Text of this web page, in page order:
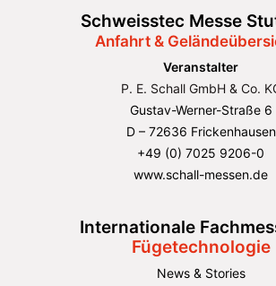
Schweisstec Messe
Anfahrt &
Veranstalter
P. E. Schall GmbH & Co.
Gustav-Werner-Straße 6
D – 72636 Frickenhausen
+49 (0) 7025 9206-0
www.schall-messen.de
Internationale
Fügetechnologie
News & Stories